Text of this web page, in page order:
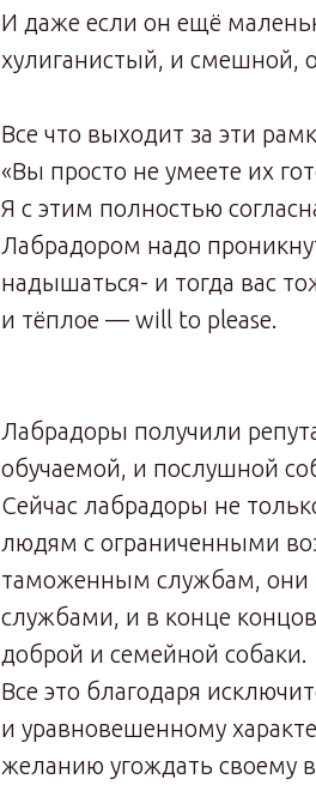
И даже если он ещё
хулиганистый, и смешной,
Все что выходит за эти
«Вы просто не умеете их
Я с этим полностью
Лабрадором надо
надышаться- и тогда вас
и тёплое — will to please.
Лабрадоры получили
обучаемой, и послушной
Сейчас лабрадоры не
людям с ограниченными
таможенным службам, они
службами, и в конце
доброй и семейной собаки.
Все это благодаря
и уравновешенному
желанию угождать своему